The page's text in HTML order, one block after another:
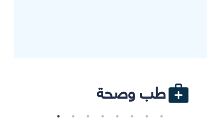
طب وصحة